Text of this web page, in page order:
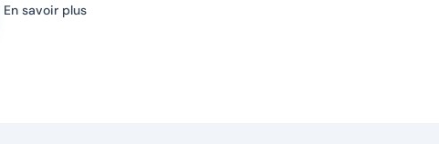
En savoir plus